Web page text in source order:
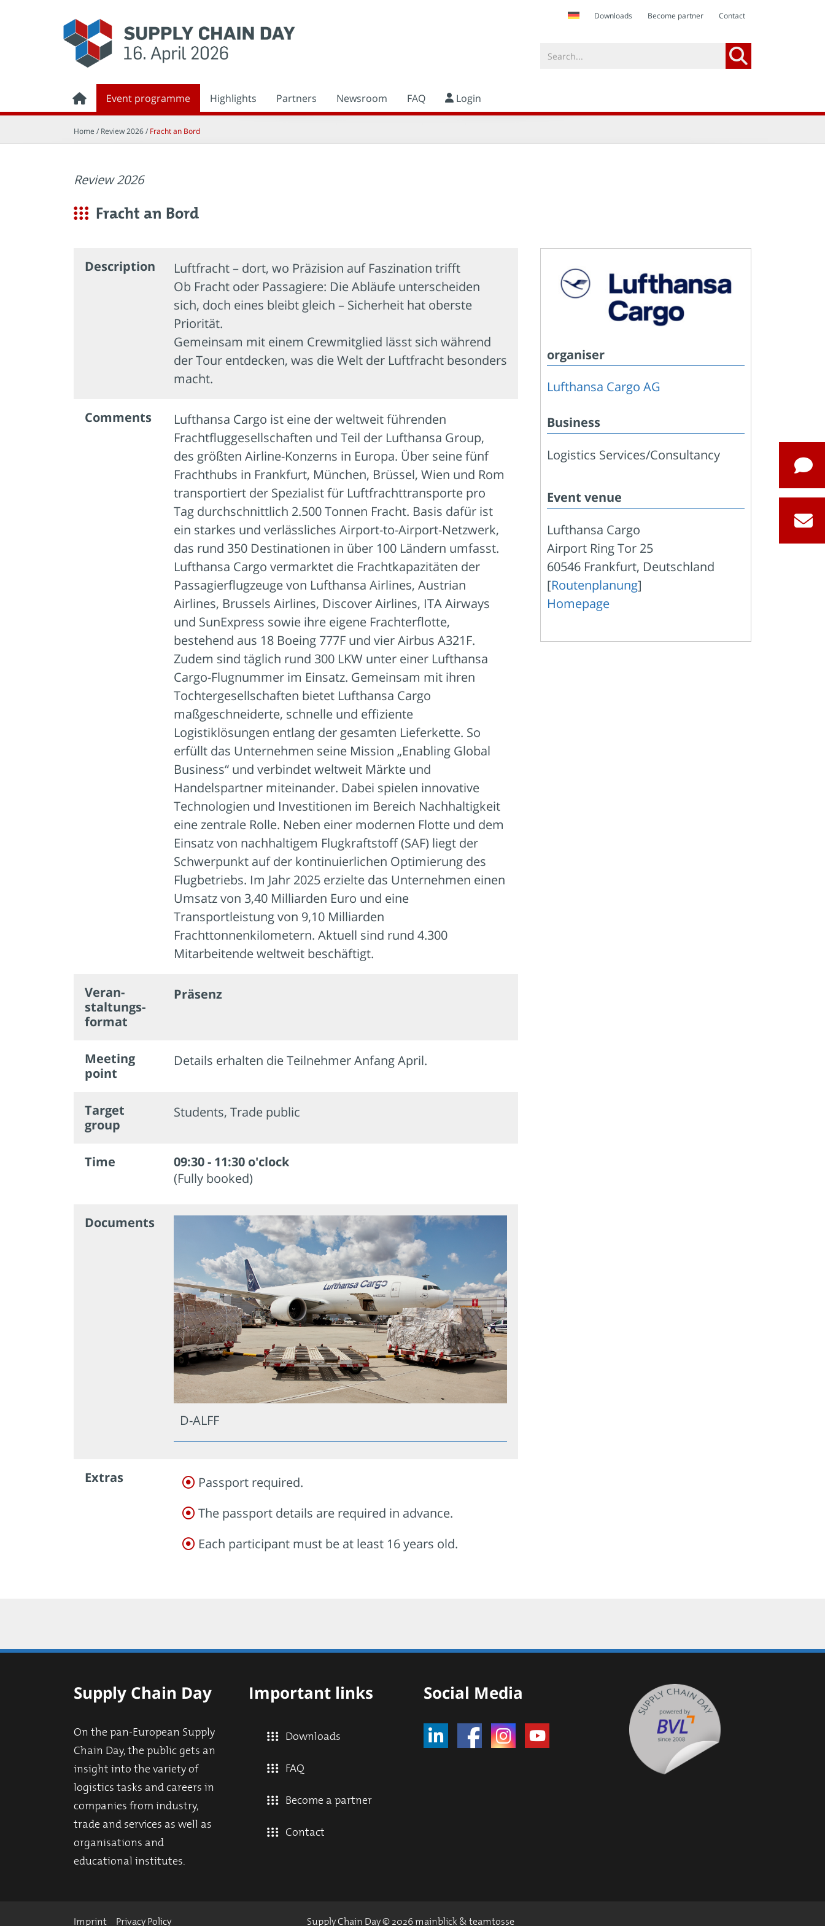
Downloads Become partner Contact
Event programme Highlights Partners Newsroom FAQ Login
Home / Review 2026 / Fracht an Bord
Review 2026
Fracht an Bord
Description
Luftfracht – dort, wo Präzision auf Faszination trifft
Ob Fracht oder Passagiere: Die Abläufe unterscheiden
sich, doch eines bleibt gleich – Sicherheit hat oberste
Priorität.
Gemeinsam mit einem Crewmitglied lässt sich während
der Tour entdecken, was die Welt der Luftfracht besonders
macht.
Comments
Lufthansa Cargo ist eine der weltweit führenden
Frachtfluggesellschaften und Teil der Lufthansa Group,
des größten Airline-Konzerns in Europa. Über seine fünf
Frachthubs in Frankfurt, München, Brüssel, Wien und Rom
transportiert der Spezialist für Luftfrachttransporte pro
Tag durchschnittlich 2.500 Tonnen Fracht. Basis dafür ist
ein starkes und verlässliches Airport-to-Airport-Netzwerk,
das rund 350 Destinationen in über 100 Ländern umfasst.
Lufthansa Cargo vermarktet die Frachtkapazitäten der
Passagierflugzeuge von Lufthansa Airlines, Austrian
Airlines, Brussels Airlines, Discover Airlines, ITA Airways
und SunExpress sowie ihre eigene Frachterflotte,
bestehend aus 18 Boeing 777F und vier Airbus A321F.
Zudem sind täglich rund 300 LKW unter einer Lufthansa
Cargo-Flugnummer im Einsatz. Gemeinsam mit ihren
Tochtergesellschaften bietet Lufthansa Cargo
maßgeschneiderte, schnelle und effiziente
Logistiklösungen entlang der gesamten Lieferkette. So
erfüllt das Unternehmen seine Mission „Enabling Global
Business“ und verbindet weltweit Märkte und
Handelspartner miteinander. Dabei spielen innovative
Technologien und Investitionen im Bereich Nachhaltigkeit
eine zentrale Rolle. Neben einer modernen Flotte und dem
Einsatz von nachhaltigem Flugkraftstoff (SAF) liegt der
Schwerpunkt auf der kontinuierlichen Optimierung des
Flugbetriebs. Im Jahr 2025 erzielte das Unternehmen einen
Umsatz von 3,40 Milliarden Euro und eine
Transportleistung von 9,10 Milliarden
Frachttonnenkilometern. Aktuell sind rund 4.300
Mitarbeitende weltweit beschäftigt.
Veran­
staltungs­
format
Präsenz
Meeting
point
Details erhalten die Teilnehmer Anfang April.
Target
group
Students, Trade public
Time
09:30 - 11:30 o'clock
(Fully booked)
Documents
D-ALFF
Extras
Passport required.
The passport details are required in advance.
Each participant must be at least 16 years old.
organiser
Lufthansa Cargo AG
Business
Logistics Services/Consultancy
Event venue
Lufthansa Cargo
Airport Ring Tor 25
60546 Frankfurt, Deutschland
[Routenplanung]
Homepage
Supply Chain Day
On the pan-European Supply
Chain Day, the public gets an
insight into the variety of
logistics tasks and careers in
companies from industry,
trade and services as well as
organisations and
educational institutes.
Important links
Downloads
FAQ
Become a partner
Contact
Social Media
Imprint Privacy Policy Supply Chain Day © 2026 mainblick & teamtosse